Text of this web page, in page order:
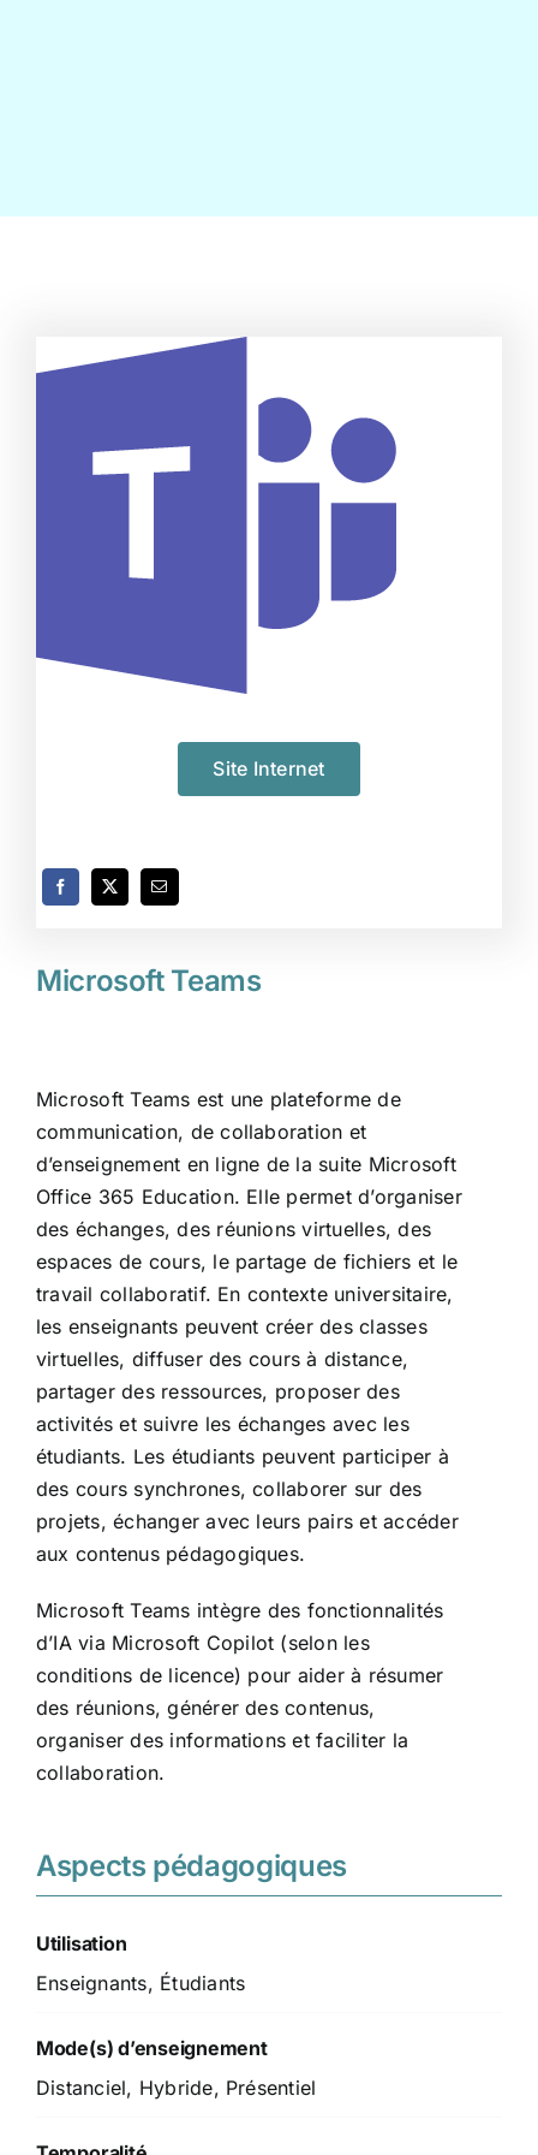
Site Internet
Microsoft Teams
Microsoft Teams est une plateforme de
communication, de collaboration et
d’enseignement en ligne de la suite Microsoft
Office 365 Education. Elle permet d’organiser
des échanges, des réunions virtuelles, des
espaces de cours, le partage de fichiers et le
travail collaboratif. En contexte universitaire,
les enseignants peuvent créer des classes
virtuelles, diffuser des cours à distance,
partager des ressources, proposer des
activités et suivre les échanges avec les
étudiants. Les étudiants peuvent participer à
des cours synchrones, collaborer sur des
projets, échanger avec leurs pairs et accéder
aux contenus pédagogiques.
Microsoft Teams intègre des fonctionnalités
d’IA via Microsoft Copilot (selon les
conditions de licence) pour aider à résumer
des réunions, générer des contenus,
organiser des informations et faciliter la
collaboration.
Aspects pédagogiques
Utilisation
Enseignants, Étudiants
Mode(s) d’enseignement
Distanciel, Hybride, Présentiel